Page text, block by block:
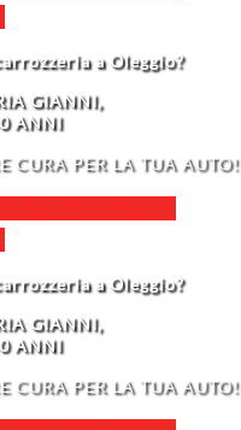
a Oleggio?
GIANNI,
ANNI
CURA PER LA TUA AUTO!
a Oleggio?
GIANNI,
ANNI
CURA PER LA TUA AUTO!